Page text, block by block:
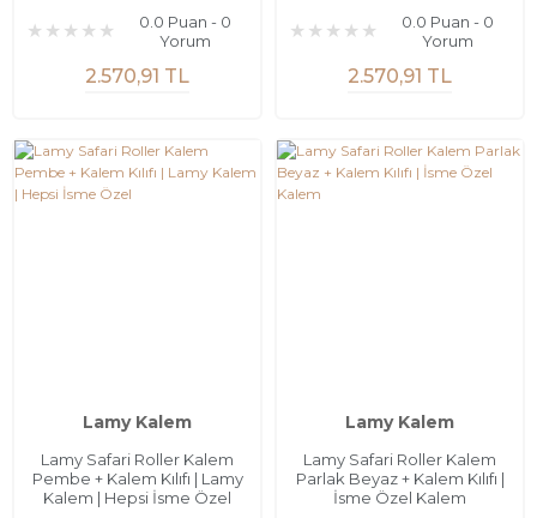
0.0 Puan - 0
Yorum
2.570,91 TL
0.0 Puan - 0
Yorum
2.570,91 TL
Lamy Kalem
Lamy Safari Roller Kalem
Pembe + Kalem Kılıfı | Lamy
Kalem | Hepsi İsme Özel
Lamy Kalem
Lamy Safari Roller Kalem
Parlak Beyaz + Kalem Kılıfı |
İsme Özel Kalem